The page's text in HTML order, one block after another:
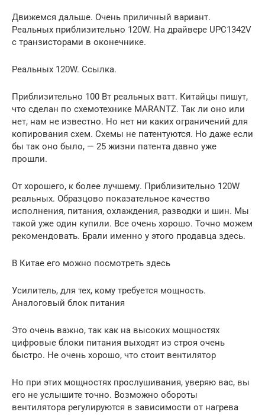
Движемся дальше. Очень приличный вариант.
Реальных приблизительно 120W. На драйвере UPC1342V
с транзисторами в оконечнике.
Реальных 120W. Ссылка.
Приблизительно 100 Вт реальных ватт. Китайцы пишут,
что сделан по схемотехнике MARANTZ. Так ли оно или
нет, нам не известно. Но нет ни каких ограничений для
копирования схем. Схемы не патентуются. Но даже если
бы так оно было, — 25 жизни патента давно уже
прошли.
От хорошего, к более лучшему. Приблизительно 120W
реальных. Образцово показательное качество
исполнения, питания, охлаждения, разводки и шин. Мы
такой уже один купили. Все очень хорошо. Точно можем
рекомендовать. Брали именно у этого продавца здесь.
В Китае его можно посмотреть здесь
Усилитель, для тех, кому требуется мощность.
Аналоговый блок питания
Это очень важно, так как на высоких мощностях
цифровые блоки питания выходят из строя очень
быстро. Не очень хорошо, что стоит вентилятор
Но при этих мощностях прослушивания, уверяю вас, вы
его не услышите точно. Возможно обороты
вентилятора регулируются в зависимости от нагрева